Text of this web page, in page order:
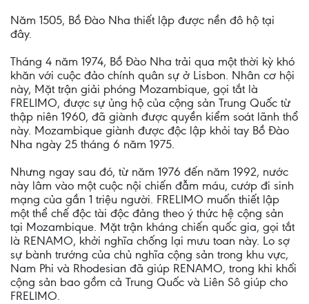
Năm 1505, Bồ Đào Nha thiết lập được nền đô hộ tại
đây.
Tháng 4 năm 1974, Bồ Đào Nha trải qua một thời kỳ khó
khăn với cuộc đảo chính quân sự ở Lisbon. Nhân cơ hội
này, Mặt trận giải phóng Mozambique, gọi tắt là
FRELIMO, được sự ủng hộ của cộng sản Trung Quốc từ
thập niên 1960, đã giành được quyền kiểm soát lãnh thổ
này. Mozambique giành được độc lập khỏi tay Bồ Đào
Nha ngày 25 tháng 6 năm 1975.
Nhưng ngay sau đó, từ năm 1976 đến năm 1992, nước
này lâm vào một cuộc nội chiến đẫm máu, cướp đi sinh
mạng của gần 1 triệu người. FRELIMO muốn thiết lập
một thể chế độc tài độc đảng theo ý thức hệ cộng sản
tại Mozambique. Mặt trận kháng chiến quốc gia, gọi tắt
là RENAMO, khởi nghĩa chống lại mưu toan này. Lo sợ
sự bành trướng của chủ nghĩa cộng sản trong khu vực,
Nam Phi và Rhodesian đã giúp RENAMO, trong khi khối
cộng sản bao gồm cả Trung Quốc và Liên Sô giúp cho
FRELIMO.